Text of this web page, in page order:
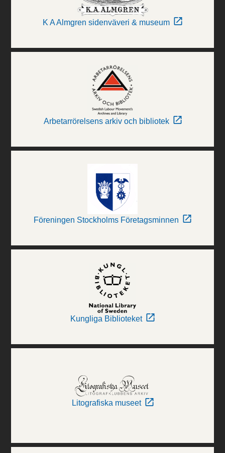
K A Almgren sidenväveri & museum
Arbetarrörelsens arkiv och bibliotek
Föreningen Stockholms Företagsminnen
Kungliga Biblioteket
Litografiska museet